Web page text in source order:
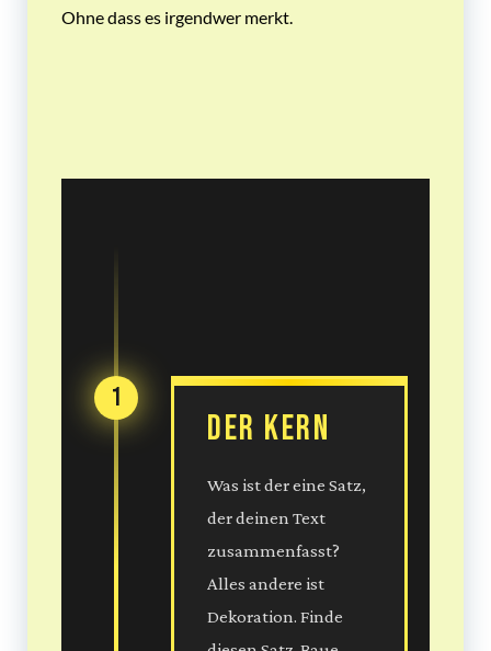
Ohne dass es irgendwer merkt.
1
Der Kern
Was ist der eine Satz,
der deinen Text
zusammenfasst?
Alles andere ist
Dekoration. Finde